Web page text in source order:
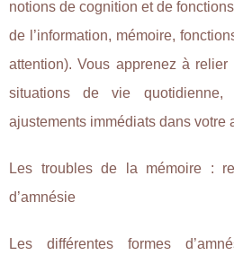
notions de cognition et de
de l’information, mémoire,
attention). Vous apprenez à
situations de vie
ajustements immédiats dans votre
Les troubles de la mémoire :
d’amnésie
Les différentes formes